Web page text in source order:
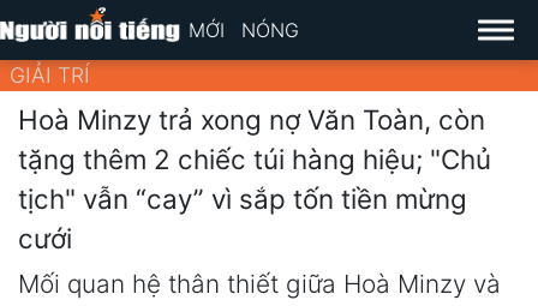
MỚI NÓNG
GIẢI TRÍ
Hoà Minzy trả xong nợ Văn Toàn, còn
tặng thêm 2 chiếc túi hàng hiệu; "Chủ
tịch" vẫn “cay” vì sắp tốn tiền mừng
cưới
Mối quan hệ thân thiết giữa Hoà Minzy và